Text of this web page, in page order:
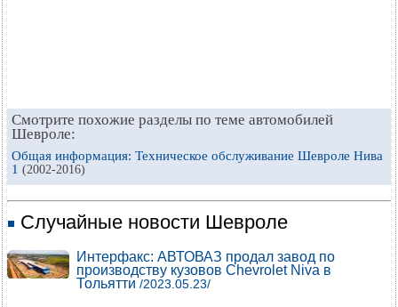
Смотрите похожие разделы по теме автомобилей
Шевроле:
Общая информация: Техническое обслуживание Шевроле Нива
1 (2002-2016)
Случайные новости Шевроле
Интерфакс: АВТОВАЗ продал завод по
производству кузовов Chevrolet Niva в
Тольятти /2023.05.23/